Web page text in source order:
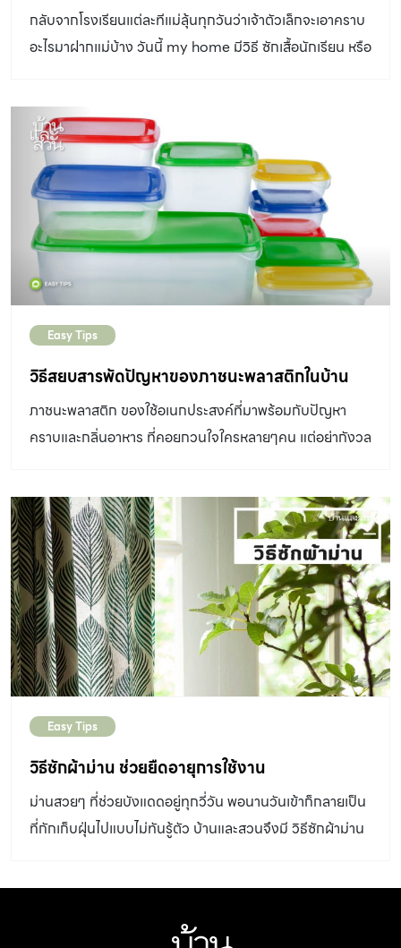
กลับจากโรงเรียนแต่ละทีแม่ลุ้นทุกวันว่าเจ้าตัวเล็กจะเอาคราบ
อะไรมาฝากแม่บ้าง วันนี้ my home มีวิธี ซักเสื้อนักเรียน หรือ
Easy Tips
วิธีสยบสารพัดปัญหาของภาชนะพลาสติกในบ้าน
ภาชนะพลาสติก ของใช้อเนกประสงค์ที่มาพร้อมกับปัญหา
คราบและกลิ่นอาหาร ที่คอยกวนใจใครหลายๆคน แต่อย่ากังวล
Easy Tips
วิธีซักผ้าม่าน ช่วยยืดอายุการใช้งาน
ม่านสวยๆ ที่ช่วยบังแดดอยู่ทุกวี่วัน พอนานวันเข้าก็กลายเป็น
ที่กักเก็บฝุ่นไปแบบไม่ทันรู้ตัว บ้านและสวนจึงมี วิธีซักผ้าม่าน
ต้องกลัวฝุ่นกระจาย แถมยังเป็นการช่วยยืดอายุการใช้งาน